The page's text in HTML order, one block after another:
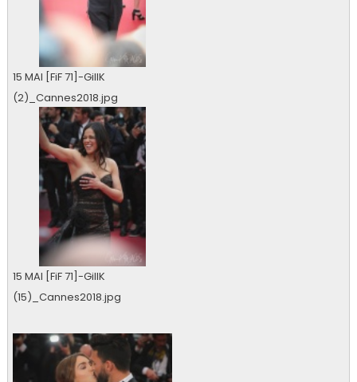
15 MAI [FiF 71]-GillK
(2)_Cannes2018.jpg
15 MAI [FiF 71]-GillK
(15)_Cannes2018.jpg